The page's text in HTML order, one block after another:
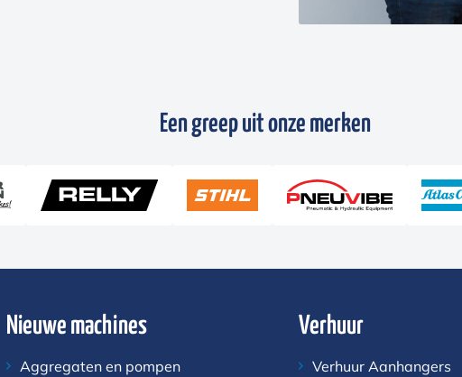
Een greep uit onze merken
Nieuwe machines
Aggregaten en pompen
Verhuur
Verhuur Aanhangers